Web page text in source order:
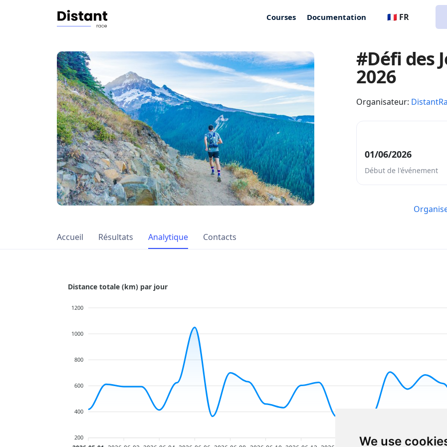
We use
Courses Documentation 🇫🇷 FR
#Défi des
2026
Organisateur:
01/06/2026
Début de l'événement
Accueil Résultats Analytique Contacts
Distance totale (km) par jour
1200
1000
800
600
400
200